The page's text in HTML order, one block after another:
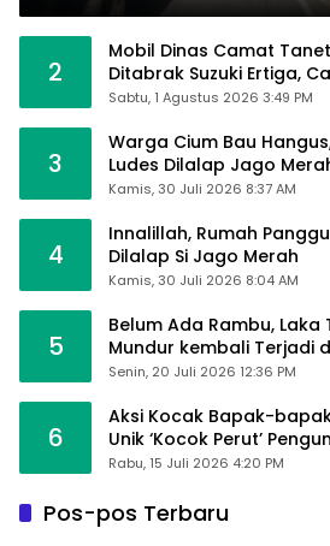
2
Mobil Dinas Camat
Ditabrak Suzuki Ertiga,
Alhamdulillah Saya Baik-
Sabtu, 1 Agustus 2026 3:49 PM
3
Warga Cium Bau
Ludes Dilalap Jago
Kamis, 30 Juli 2026 8:37 AM
4
Innalillah, Rumah
Dilalap Si Jago Merah
Kamis, 30 Juli 2026 8:04 AM
5
Belum Ada Rambu, Laka
Mundur kembali Terjadi
Sumpallabbu
Senin, 20 Juli 2026 12:36 PM
6
Aksi Kocak Bapak-
Unik ‘Kocok Perut’
Alfamart, Ngaku Aktifkan
Rabu, 15 Juli 2026 4:20 PM
Pos-pos Terbaru